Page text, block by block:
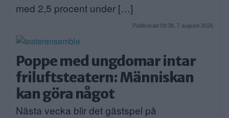
med 2,5 procent under […]
Publicerad 09:38, 7 augusti 2026
Poppe med ungdomar intar
friluftsteatern: Människan
kan göra något
Nästa vecka blir det gästspel på